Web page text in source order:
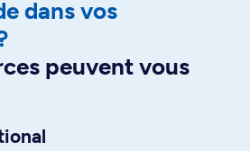
dans vos
peuvent vous